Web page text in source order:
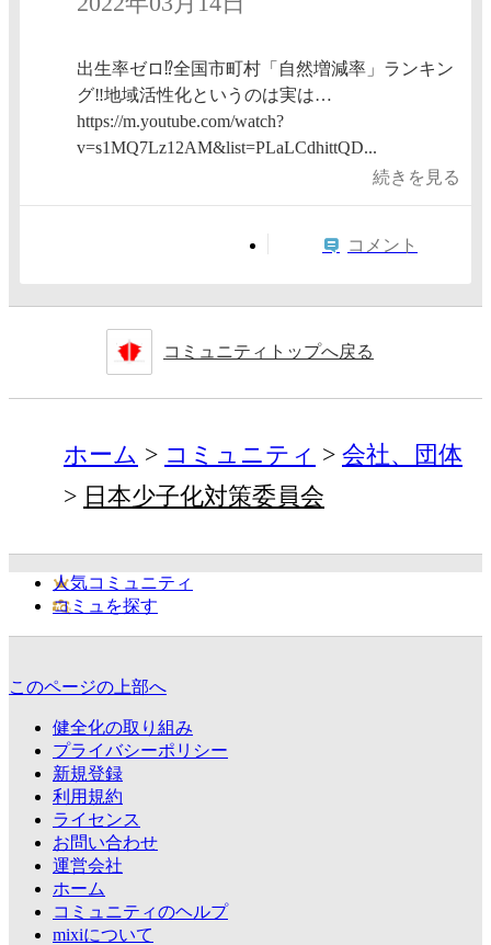
出生率ゼロ⁉️全国市町村「自然増減率」ランキン
グ‼️地域活性化というのは実は…
https://m.youtube.com/watch?
v=s1MQ7Lz12AM&list=PLaLCdhittQD...
続きを見る
コメント
コミュニティトップへ戻る
ホーム コミュニティ
会社、団体
日本少子化対策委員会
人気コミュニティ
コミュを探す
このページの上部へ
健全化の取り組み
プライバシーポリシー
新規登録
利用規約
ライセンス
お問い合わせ
運営会社
ホーム
コミュニティのヘルプ
mixiについて